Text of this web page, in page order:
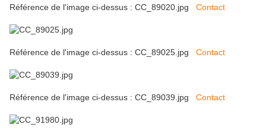
Référence de l'image ci-dessus : CC_89020.jpg Contact
Référence de l'image ci-dessus : CC_89025.jpg Contact
Référence de l'image ci-dessus : CC_89039.jpg Contact